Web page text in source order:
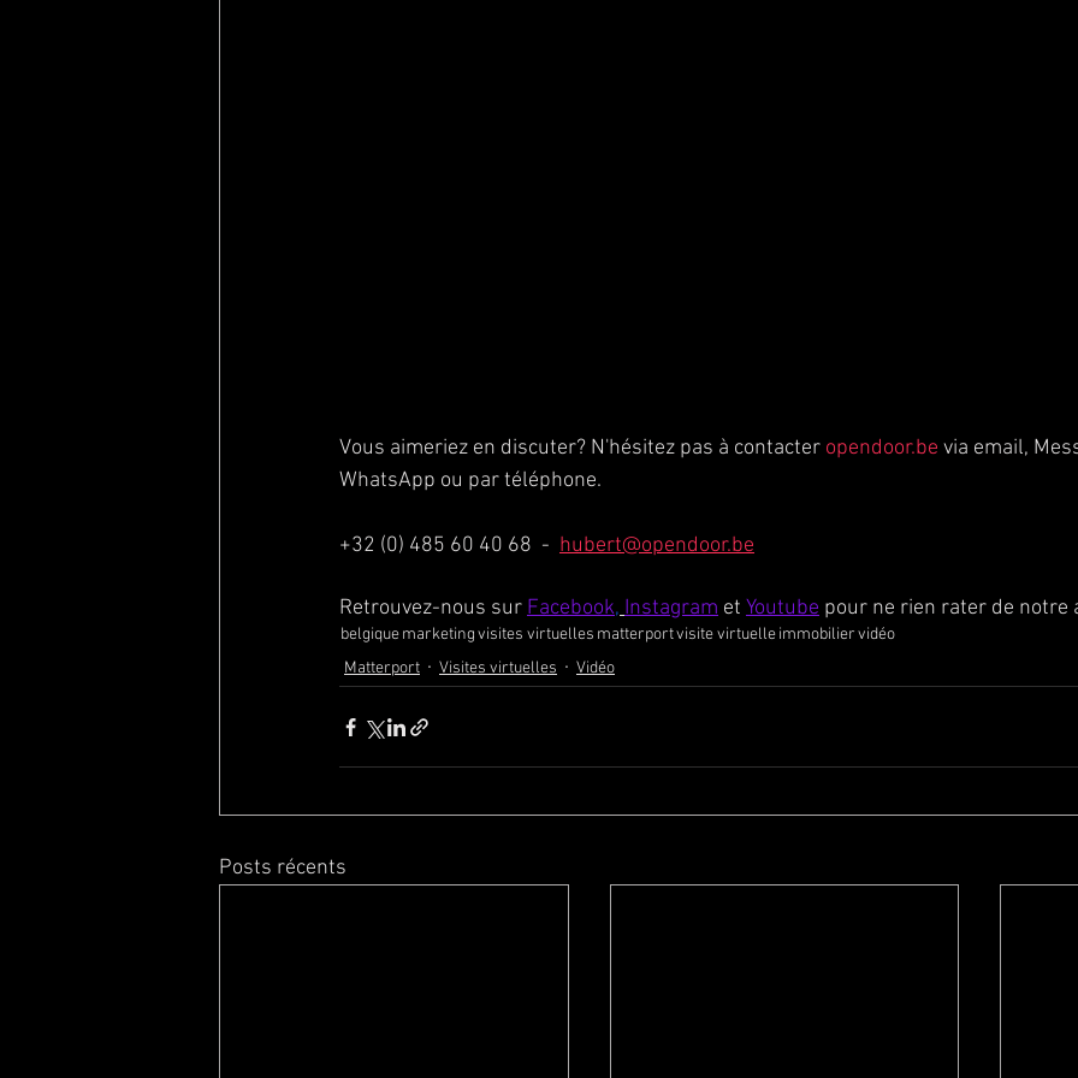
Vous aimeriez en discuter? N'hésitez pas à contacter opendoor.be via email,
WhatsApp ou par téléphone.
+32 (0) 485 60 40 68  - hubert@opendoor.be
Retrouvez-nous sur Facebook, Instagram et Youtube pour ne rien rater de notre
belgiquemarketingvisites virtuelles matterportvisite virtuelleimmobiliervidéo
Matterport
Visites virtuelles Vidéo
Posts récents